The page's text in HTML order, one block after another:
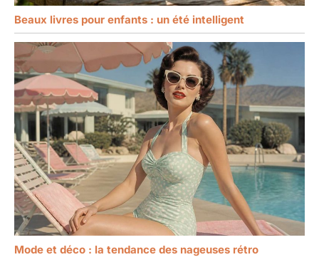
Beaux livres pour enfants : un été intelligent
Mode et déco : la tendance des nageuses rétro